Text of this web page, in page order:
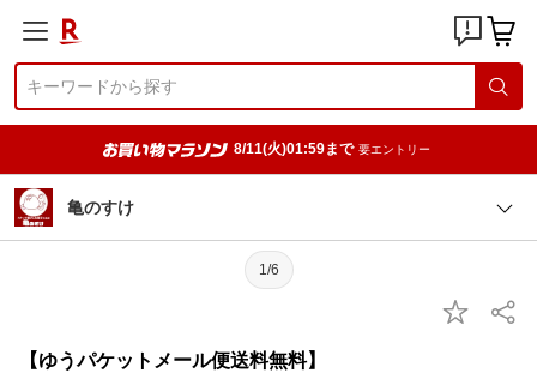
8/11(火)01:59まで 要エントリー
亀のすけ
1/6
【ゆうパケットメール便送料無料】